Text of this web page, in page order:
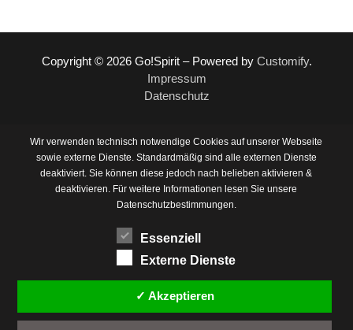
Copyright © 2026 Go!Spirit – Powered by Customify.
Impressum
Datenschutz
Wir verwenden technisch notwendige Cookies auf unserer Webseite
sowie externe Dienste. Standardmäßig sind alle externen Dienste
deaktiviert. Sie können diese jedoch nach belieben aktivieren &
deaktivieren. Für weitere Informationen lesen Sie unsere
Datenschutzbestimmungen.
Essenziell
Externe Dienste
✓ Akzeptieren